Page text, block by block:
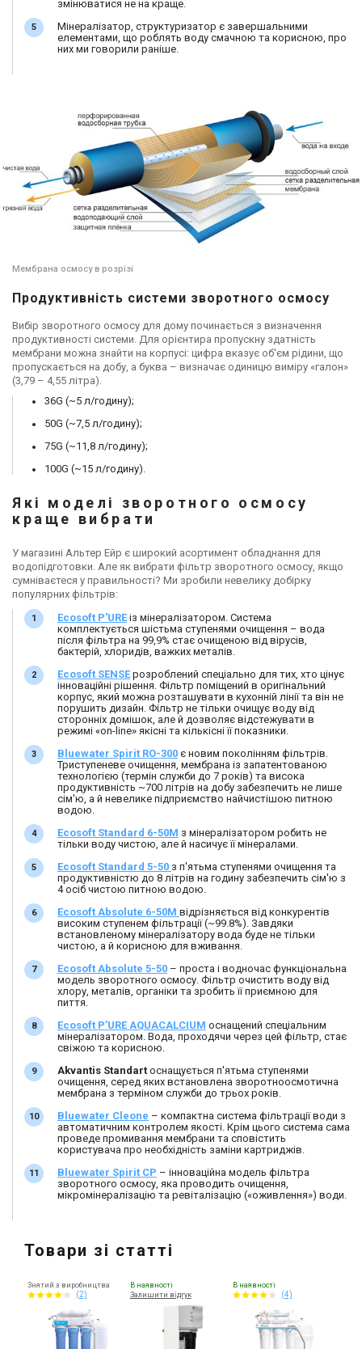
змінюватися не на краще.
Мінералізатор, структуризатор є завершальними
елементами, що роблять воду смачною та корисною, про
них ми говорили раніше.
Мембрана осмосу в розрізі
Продуктивність системи зворотного осмосу
Вибір зворотного осмосу для дому починається з визначення
продуктивності системи. Для орієнтира пропускну здатність
мембрани можна знайти на корпусі: цифра вказує об'єм рідини, що
пропускається на добу, а буква – визначає одиницю виміру «галон»
(3,79 – 4,55 літра).
36G (~5 л/годину);
50G (~7,5 л/годину);
75G (~11,8 л/годину);
100G (~15 л/годину).
Які моделі зворотного осмосу
краще вибрати
У магазині Альтер Ейр є широкий асортимент обладнання для
водопідготовки. Але як вибрати фільтр зворотного осмосу, якщо
сумніваєтеся у правильності? Ми зробили невелику добірку
популярних фільтрів:
Ecosoft P'URE із мінералізатором. Система
комплектується шістьма ступенями очищення – вода
після фільтра на 99,9% стає очищеною від вірусів,
бактерій, хлоридів, важких металів.
Ecosoft SENSE розроблений спеціально для тих, хто цінує
інноваційні рішення. Фільтр поміщений в оригінальний
корпус, який можна розташувати в кухонній лінії та він не
порушить дизайн. Фільтр не тільки очищує воду від
сторонніх домішок, але й дозволяє відстежувати в
режимі «on-line» якісні та кількісні її показники.
Bluewater Spirit RO-300 є новим поколінням фільтрів.
Триступеневе очищення, мембрана із запатентованою
технологією (термін служби до 7 років) та висока
продуктивність ~700 літрів на добу забезпечить не лише
сім'ю, а й невелике підприємство найчистішою питною
водою.
Ecosoft Standard 6-50M з мінералізатором робить не
тільки воду чистою, але й насичує її мінералами.
Ecosoft Standard 5-50 з п'ятьма ступенями очищення та
продуктивністю до 8 літрів на годину забезпечить сім'ю з
4 осіб чистою питною водою.
Ecosoft Absolute 6-50M відрізняється від конкурентів
високим ступенем фільтрації (~99.8%). Завдяки
встановленому мінералізатору вода буде не тільки
чистою, а й корисною для вживання.
Ecosoft Absolute 5-50 – проста і водночас функціональна
модель зворотного осмосу. Фільтр очистить воду від
хлору, металів, органіки та зробить її приємною для
пиття.
Ecosoft P’URE AQUACALCIUM оснащений спеціальним
мінералізатором. Вода, проходячи через цей фільтр, стає
свіжою та корисною.
Akvantis Standart оснащується п'ятьма ступенями
очищення, серед яких встановлена ​​зворотноосмотична
мембрана з терміном служби до трьох років.
Bluewater Cleone – компактна система фільтрації води з
автоматичним контролем якості. Крім цього система сама
проведе промивання мембрани та сповістить
користувача про необхідність заміни картриджів.
Bluewater Spirit CP – інноваційна модель фільтра
зворотного осмосу, яка проводить очищення,
мікромінералізацію та ревіталізацію («оживлення») води.
Товари зі статті
Знятий з виробництва
(2)
В наявності
Залишити відгук
В наявності
(4)